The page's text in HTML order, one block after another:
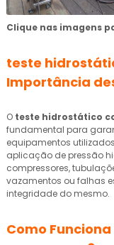
Clique nas imagens
teste
Importância
O teste hidrostático
fundamental para
equipamentos
aplicação de pressão
compressores,
vazamentos ou falhas
integridade do mesmo.
Como Funciona